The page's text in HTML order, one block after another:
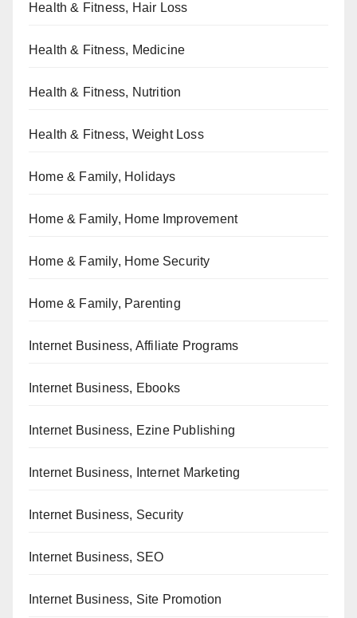
Health & Fitness, Hair Loss
Health & Fitness, Medicine
Health & Fitness, Nutrition
Health & Fitness, Weight Loss
Home & Family, Holidays
Home & Family, Home Improvement
Home & Family, Home Security
Home & Family, Parenting
Internet Business, Affiliate Programs
Internet Business, Ebooks
Internet Business, Ezine Publishing
Internet Business, Internet Marketing
Internet Business, Security
Internet Business, SEO
Internet Business, Site Promotion